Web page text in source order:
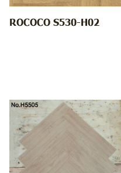
ROCOCO S530-H02